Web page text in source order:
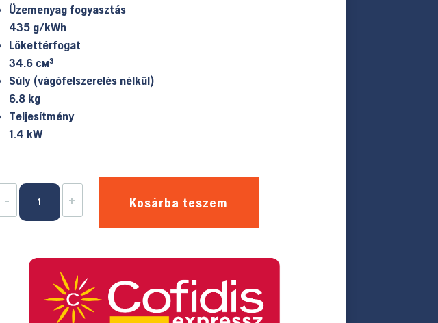
Üzemenyag fogyasztás
435 g/kWh
Lökettérfogat
34.6 см³
Súly (vágófelszerelés nélkül)
6.8 kg
Teljesítmény
1.4 kW
-
HUSQVARNA
+ Kosárba teszem